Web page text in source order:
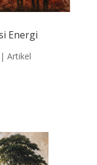
Energi
| Artikel